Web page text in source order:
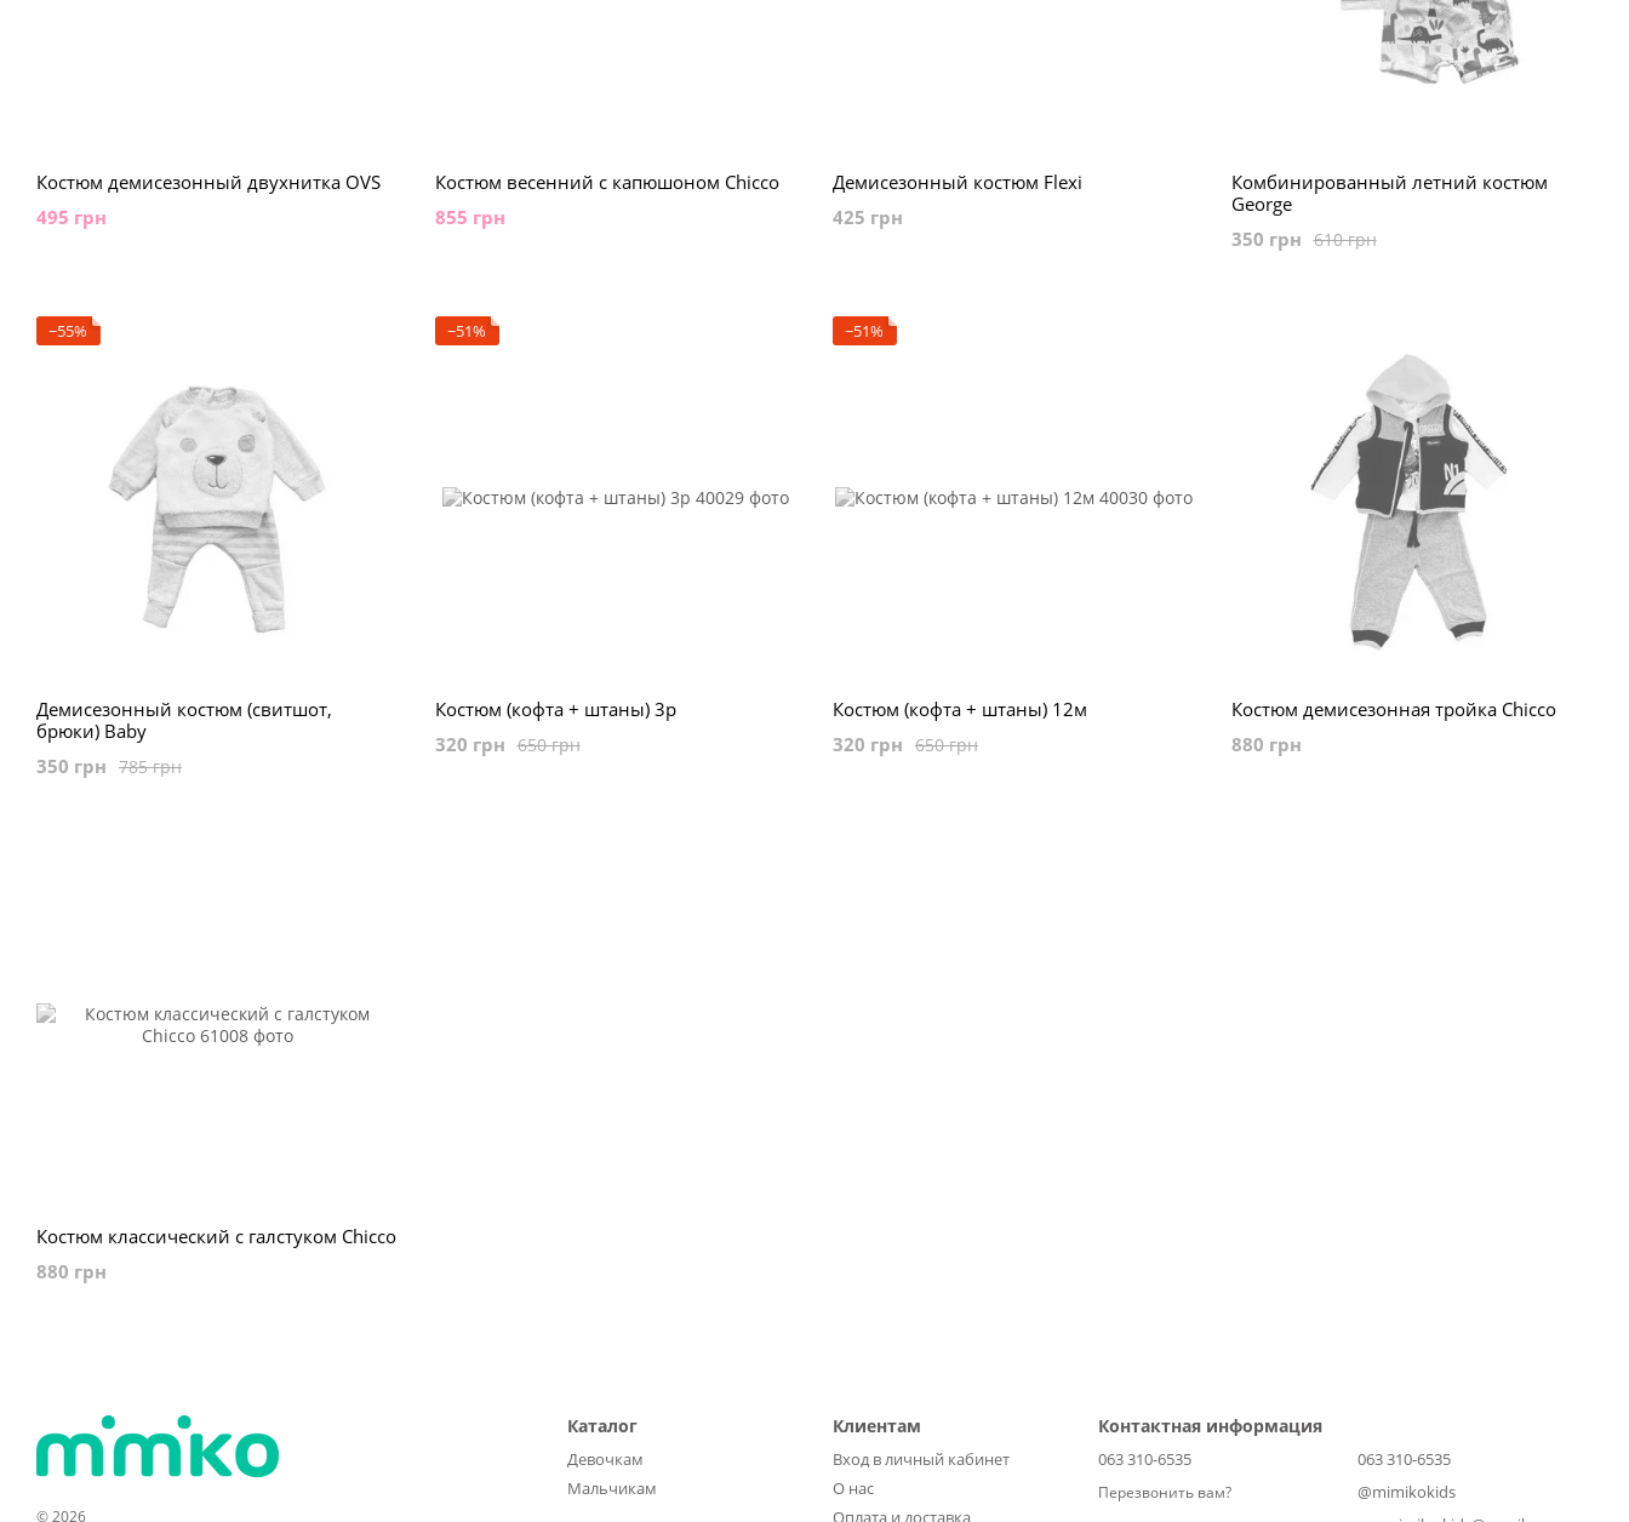
Костюм демисезонный двухнитка OVS
495 грн
Костюм весенний с капюшоном Chicco
855 грн
Демисезонный костюм Flexi
425 грн
Комбинированный летний костюм
George
610 грн
350 грн
−55%
Демисезонный костюм (свитшот,
брюки) Baby
785 грн
350 грн
−51%
Костюм (кофта + штаны) 3р
650 грн
320 грн
−51%
Костюм (кофта + штаны) 12м
650 грн
320 грн
Костюм демисезонная тройка Chicco
880 грн
Костюм классический с галстуком Chicco
880 грн
© 2026
Каталог
Девочкам
Мальчикам
Клиентам
Вход в личный кабинет
О нас
Оплата и доставка
Контактная информация
063 310-6535
Перезвонить вам?
063 310-6535
@mimikokids